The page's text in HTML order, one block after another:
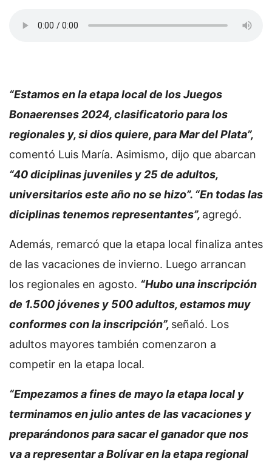
“Estamos en la etapa local de los Juegos
Bonaerenses 2024, clasificatorio para los
regionales y, si dios quiere, para Mar del Plata”,
comentó Luis María. Asimismo, dijo que abarcan
“40 diciplinas juveniles y 25 de adultos,
universitarios este año no se hizo”. “En todas las
diciplinas tenemos representantes”, agregó.
Además, remarcó que la etapa local finaliza antes
de las vacaciones de invierno. Luego arrancan
los regionales en agosto. “Hubo una inscripción
de 1.500 jóvenes y 500 adultos, estamos muy
conformes con la inscripción”, señaló. Los
adultos mayores también comenzaron a
competir en la etapa local.
“Empezamos a fines de mayo la etapa local y
terminamos en julio antes de las vacaciones y
preparándonos para sacar el ganador que nos
va a representar a Bolívar en la etapa regional